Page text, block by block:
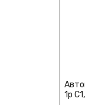
1p